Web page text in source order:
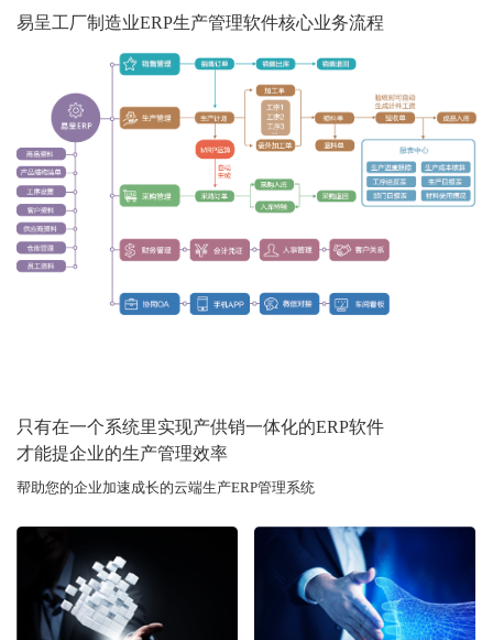
易呈工厂制造业ERP生产管理软件核心业务流程
只有在一个系统里实现产供销一体化的ERP软件
才能提企业的生产管理效率
帮助您的企业加速成长的云端生产ERP管理系统